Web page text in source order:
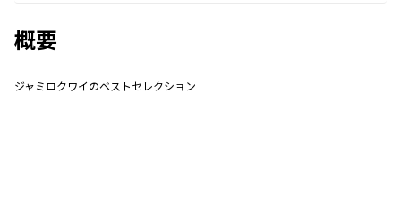
概要
ジャミロクワイのベストセレクション